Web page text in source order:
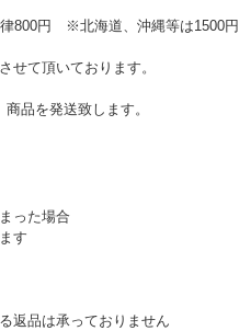
800円 ※北海道、沖縄等は1500円
せて頂いております。
品を発送致します。
った場合
す
返品は承っておりません